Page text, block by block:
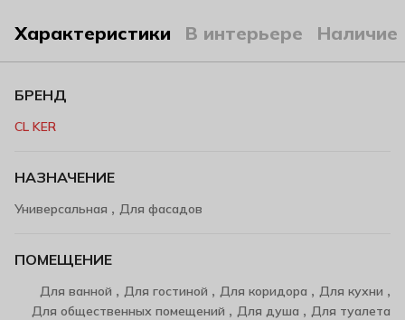
Характеристики В интерьере Наличие
БРЕНД
CL KER
НАЗНАЧЕНИЕ
Универсальная , Для фасадов
ПОМЕЩЕНИЕ
Для ванной , Для гостиной , Для коридора , Для кухни ,
Для общественных помещений , Для душа , Для туалета